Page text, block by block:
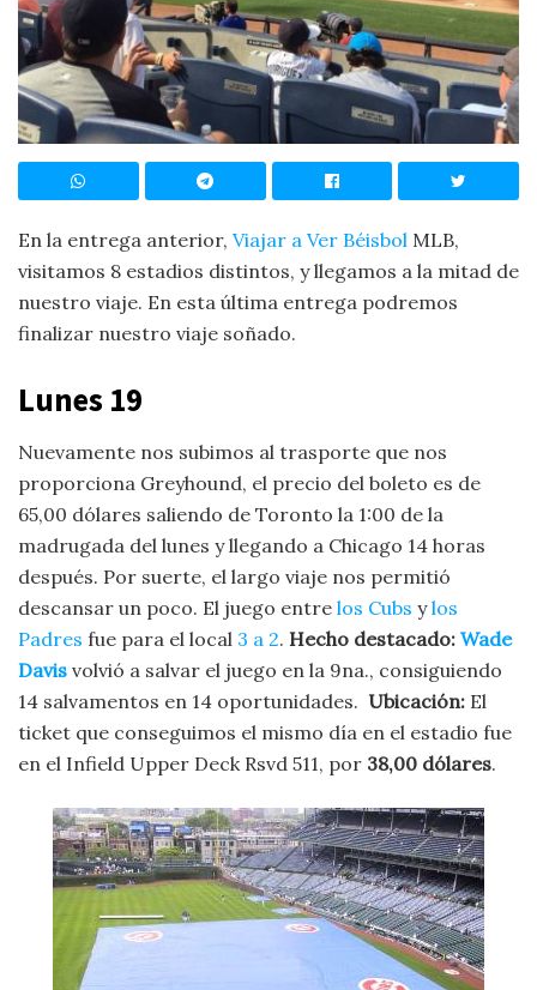
En la entrega anterior, Viajar a Ver Béisbol MLB,
visitamos 8 estadios distintos, y llegamos a la mitad de
nuestro viaje. En esta última entrega podremos
finalizar nuestro viaje soñado.
Lunes 19
Nuevamente nos subimos al trasporte que nos
proporciona Greyhound, el precio del boleto es de
65,00 dólares saliendo de Toronto la 1:00 de la
madrugada del lunes y llegando a Chicago 14 horas
después. Por suerte, el largo viaje nos permitió
descansar un poco. El juego entre los Cubs ylos
Padres fue para el local 3 a 2. Hecho destacado: Wade
Davis volvió a salvar el juego en la 9na., consiguiendo
14 salvamentos en 14 oportunidades. Ubicación: El
ticket que conseguimos el mismo día en el estadio fue
en el Infield Upper Deck Rsvd 511, por 38,00 dólares.